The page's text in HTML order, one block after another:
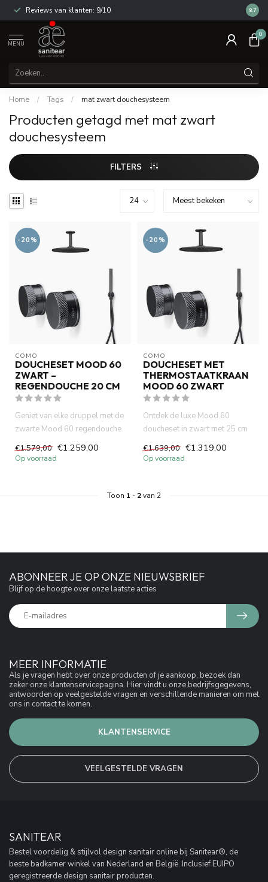
Reviews van klanten: 9/10 14
8.7
MENU
0
Home / Tags / mat zwart douchesysteem
Producten getagd met mat zwart
douchesysteem
FILTERS
-20%
COMO
DOUCHESET MOOD 60
ZWART –
REGENDOUCHE 20 CM
Geniet van elke druppel met de
zwarte Mood 60 regendouche.
20 cm comfort, slimme...
€1.579,00 €1.259,00
Op voorraad
-20%
COMO
DOUCHESET MET
THERMOSTAATKRAAN
MOOD 60 ZWART
Ontdek de luxe Mood 60
doucheset in zwart met 25 cm
regendouche,
thermostaatkraa...
€1.639,00 €1.319,00
Op voorraad
Toon 1 - 2van 2
MEER INFORMATIE
Als je vragen hebt over onze producten of je aankoop, bezoek dan
zeker onze klantenservicepagina. Hier vindt u onze bedrijfsgegevens,
antwoorden op veelgestelde vragen en verschillende manieren om met
ons in contact te komen.
KLANTENSERVICE
VEELGESTELDE VRAGEN
ABONNEER JE OP ONZE NIEUWSBRIEF
Blijf op de hoogte over onze laatste acties
SANITEAR
Bestel voordelig & stijlvol design sanitair online bij Sanitear®, de
beste badkamer winkel van Nederland en België. Inclusief EUIPO
geregistreerde design sanitair producten.